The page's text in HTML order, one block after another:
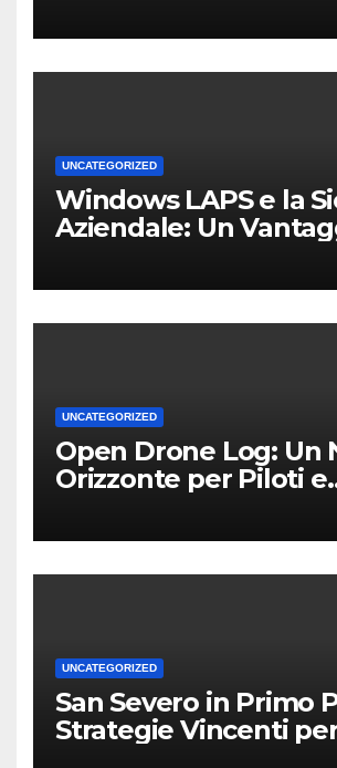
Casa o dell’Ufficio
UNCATEGORIZED
Windows LAPS e la
Aziendale: Un
UNCATEGORIZED
Open Drone Log: Un
Orizzonte per Piloti e
UNCATEGORIZED
San Severo in Primo
Strategie Vincenti